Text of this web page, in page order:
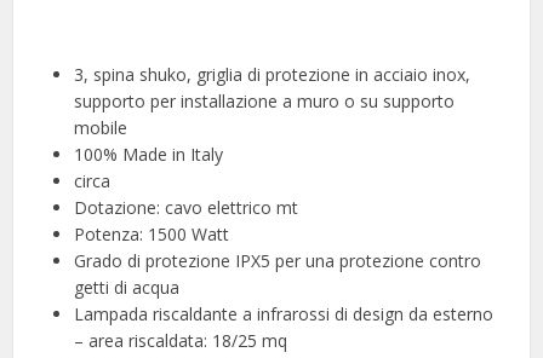
3, spina shuko, griglia di protezione in acciaio inox,
supporto per installazione a muro o su supporto
mobile
100% Made in Italy
circa
Dotazione: cavo elettrico mt
Potenza: 1500 Watt
Grado di protezione IPX5 per una protezione contro
getti di acqua
Lampada riscaldante a infrarossi di design da esterno
– area riscaldata: 18/25 mq